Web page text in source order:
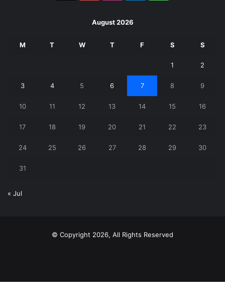
August 2026
M T W T F S S
1 2
3 4 5 6 7 8 9
10 11 12 13 14 15 16
17 18 19 20 21 22 23
24 25 26 27 28 29 30
31
« Jul
© Copyright 2026, All Rights Reserved